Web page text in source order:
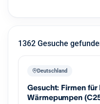
1362 Gesuche
Deutschland
Gesucht: Firmen für
Wärmepumpen